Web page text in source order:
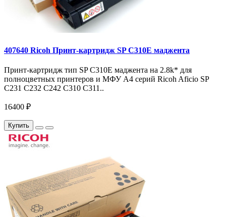
407640 Ricoh Принт-картридж SP C310E маджента
Принт-картридж тип SP C310E маджента на 2.8k* для
полноцветных принтеров и МФУ A4 серий Ricoh Aficio SP
C231 C232 C242 C310 C311..
16400 ₽
Купить